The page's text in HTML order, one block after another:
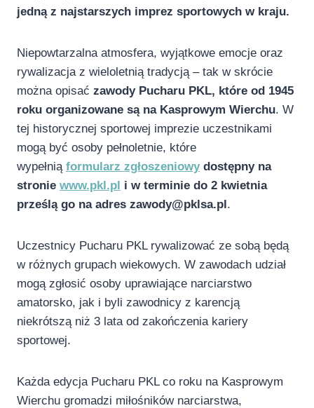
jedną z najstarszych imprez sportowych w kraju.
Niepowtarzalna atmosfera, wyjątkowe emocje oraz
rywalizacja z wieloletnią tradycją – tak w skrócie
można opisać zawody Pucharu PKL, które od 1945
roku organizowane są na Kasprowym Wierchu. W
tej historycznej sportowej imprezie uczestnikami
mogą być osoby pełnoletnie, które
wypełnią formularz zgłoszeniowydostępny na
stronie www.pkl.pl i w terminie do 2 kwietnia
prześlą go na adres zawody@pklsa.pl.
Uczestnicy Pucharu PKL rywalizować ze sobą będą
w różnych grupach wiekowych. W zawodach udział
mogą zgłosić osoby uprawiające narciarstwo
amatorsko, jak i byli zawodnicy z karencją
niekrótszą niż 3 lata od zakończenia kariery
sportowej.
Każda edycja Pucharu PKL co roku na Kasprowym
Wierchu gromadzi miłośników narciarstwa,